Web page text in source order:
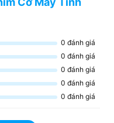
0 đánh giá
0 đánh giá
0 đánh giá
0 đánh giá
0 đánh giá